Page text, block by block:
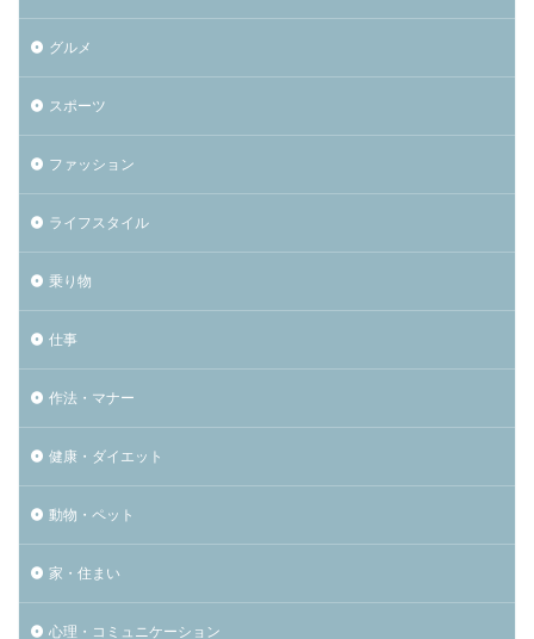
グルメ
スポーツ
ファッション
ライフスタイル
乗り物
仕事
作法・マナー
健康・ダイエット
動物・ペット
家・住まい
心理・コミュニケーション